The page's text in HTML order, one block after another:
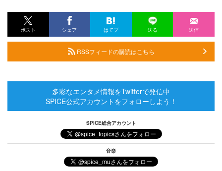
ポスト シェア はてブ 送る 送信
RSSフィードの購読はこちら
多彩なエンタメ情報をTwitterで発信中
SPICE公式アカウントをフォローしよう！
SPICE総合アカウント
音楽